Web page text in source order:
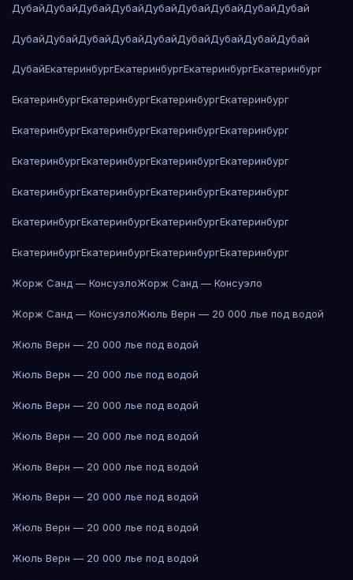
ДубайДубайДубайДубайДубайДубайДубайДубайДубай
ДубайДубайДубайДубайДубайДубайДубайДубайДубай
ДубайЕкатеринбургЕкатеринбургЕкатеринбургЕкатеринбург
ЕкатеринбургЕкатеринбургЕкатеринбургЕкатеринбург
ЕкатеринбургЕкатеринбургЕкатеринбургЕкатеринбург
ЕкатеринбургЕкатеринбургЕкатеринбургЕкатеринбург
ЕкатеринбургЕкатеринбургЕкатеринбургЕкатеринбург
ЕкатеринбургЕкатеринбургЕкатеринбургЕкатеринбург
ЕкатеринбургЕкатеринбургЕкатеринбургЕкатеринбург
Жорж Санд — КонсуэлоЖорж Санд — Консуэло
Жорж Санд — КонсуэлоЖюль Верн — 20 000 лье под водой
Жюль Верн — 20 000 лье под водой
Жюль Верн — 20 000 лье под водой
Жюль Верн — 20 000 лье под водой
Жюль Верн — 20 000 лье под водой
Жюль Верн — 20 000 лье под водой
Жюль Верн — 20 000 лье под водой
Жюль Верн — 20 000 лье под водой
Жюль Верн — 20 000 лье под водой